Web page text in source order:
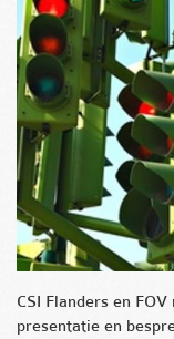
CSI Flanders en
presentatie en